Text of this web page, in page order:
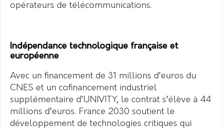
opérateurs de télécommunications.
Indépendance technologique française et
européenne
Avec un financement de 31 millions d’euros du
CNES et un cofinancement industriel
supplémentaire d’UNIVITY, le contrat s’élève à 44
millions d’euros. France 2030 soutient le
développement de technologies critiques qui